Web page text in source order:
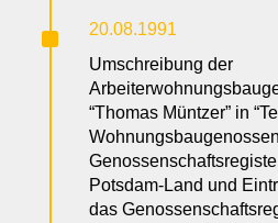
^
20.08.1991
Umschreibung der
“Thomas Müntzer” in
Potsdam-Land und
das